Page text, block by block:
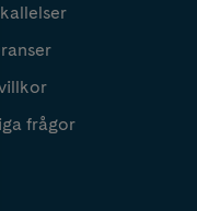
frågor